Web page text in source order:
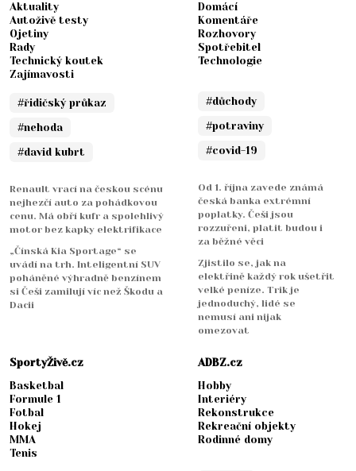
Aktuality
Autoživě testy
Ojetiny
Rady
Technický koutek
Zajímavosti
#řidičský průkaz
#nehoda
#david kubrt
Renault vrací na českou scénu
nejhezčí auto za pohádkovou
cenu. Má obří kufr a spolehlivý
motor bez kapky elektrifikace
„Čínská Kia Sportage“ se
uvádí na trh. Inteligentní SUV
poháněné výhradně benzínem
si Češi zamilují víc než Škodu a
Dacii
Domácí
Komentáře
Rozhovory
Spotřebitel
Technologie
#důchody
#potraviny
#covid-19
Od 1. října zavede známá
česká banka extrémní
poplatky. Češi jsou
rozzuřeni, platit budou i
za běžné věci
Zjistilo se, jak na
elektřině každý rok ušetřit
velké peníze. Trik je
jednoduchý, lidé se
nemusí ani nijak
omezovat
SportyŽivě.cz
Basketbal
Formule 1
Fotbal
Hokej
MMA
Tenis
ADBZ.cz
Hobby
Interiéry
Rekonstrukce
Rekreační objekty
Rodinné domy